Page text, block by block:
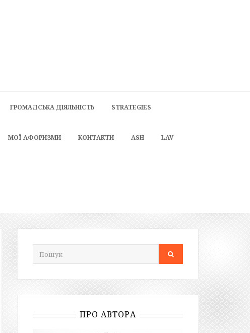
ГРОМАДСЬКА ДІЯЛЬНІСТЬ STRATEGIES
МОЇ АФОРИЗМИ КОНТАКТИ ASH LAV
ПРО АВТОРА